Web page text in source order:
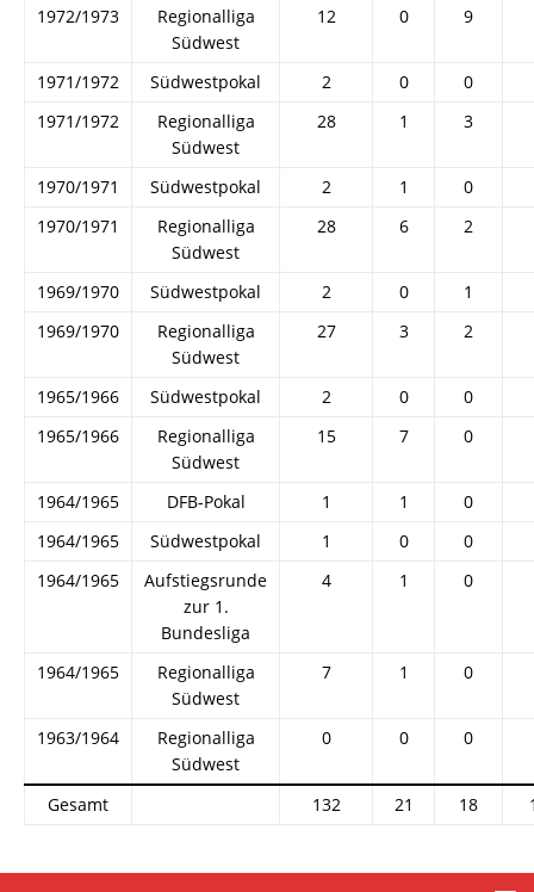
1972/1973
Regionalliga
Südwest
12 0 9
1971/1972 Südwestpokal 2 0
0
1971/1972
Regionalliga
Südwest
28 1 3
1970/1971 Südwestpokal 2 1
0
1970/1971
Regionalliga
Südwest
28 6 2
1969/1970 Südwestpokal 2 0
1
1969/1970
Regionalliga
Südwest
27 3 2
1965/1966 Südwestpokal 2 0
0
1965/1966
Regionalliga
Südwest
15 7 0
1964/1965 DFB-Pokal 1 1
0
1964/1965
Südwestpokal 1 0
0
1964/1965
Aufstiegsrunde
zur 1.
Bundesliga
4 1 0
1964/1965
Regionalliga
Südwest
7 1 0
1963/1964
Regionalliga
Südwest
0 0 0
Gesamt 132 21 18